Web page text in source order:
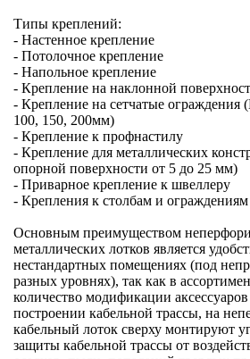
Типы креплений:
- Настенное крепление
- Потолочное крепление
- Напольное крепление
- Крепление на наклонной
- Крепление на сетчатые ограждения
100, 150, 200мм)
- Крепление к профнастилу
- Крепление для металлических
опорной поверхности от 5 до 25 мм)
- Приварное крепление к швеллеру
- Крепления к столбам и ограждениям
Основным преимуществом
металлических лотков является
нестандартных помещениях (под
разных уровнях), так как в
количество модификации
построении кабельной трассы, на
кабельный лоток сверху монтируют
защиты кабельной трассы от